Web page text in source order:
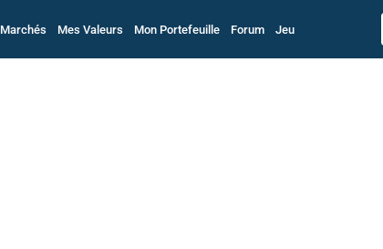
Marchés Mes Valeurs Mon Portefeuille Forum Jeu